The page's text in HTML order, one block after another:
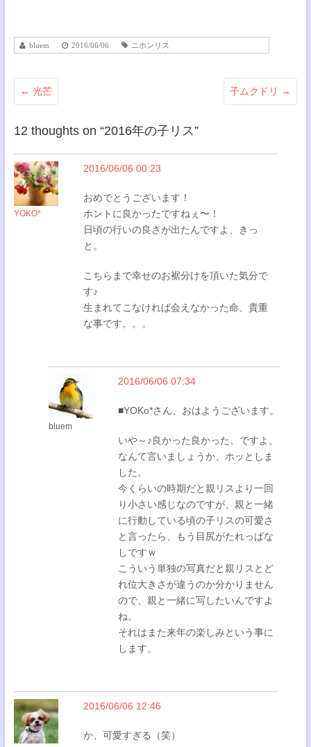
bluem 2016/06/06 ニホンリス
← 光芒 子ムクドリ →
12 thoughts on “2016年の子リス”
YOKO*
2016/06/06 00:23
おめでとうございます！
ホントに良かったですねぇ〜！
日頃の行いの良さが出たんですよ、きっ
と。
こちらまで幸せのお裾分けを頂いた気分で
す♪
生まれてこなければ会えなかった命、貴重
な事です。。。
bluem
2016/06/06 07:34
■YOKo*さん、おはようございます。
いや～♪良かった良かった、ですよ。
なんて言いましょうか、ホッとしま
した。
今くらいの時期だと親リスより一回
り小さい感じなのですが、親と一緒
に行動している頃の子リスの可愛さ
と言ったら、もう目尻がたれっぱな
しですｗ
こういう単独の写真だと親リスとど
れ位大きさが違うのか分かりません
ので、親と一緒に写したいんですよ
ね。
それはまた来年の楽しみという事に
します。
2016/06/06 12:46
か、可愛すぎる（笑）